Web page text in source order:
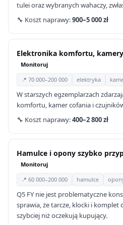
tulei oraz wybranych wahaczy,
🔧 Koszt naprawy:900–5 000 zł
Elektronika komfortu,
Monitoruj
📍 70 000–200 000
elektryka
W starszych egzemplarzach
komfortu, kamer cofania i
🔧 Koszt naprawy:400–2 800 zł
Hamulce i opony szybko
Monitoruj
📍 60 000–200 000
hamulce
Q5 FY nie jest problematyczne
sprawia, że tarcze, klocki i
szybciej niż oczekują kupujący.